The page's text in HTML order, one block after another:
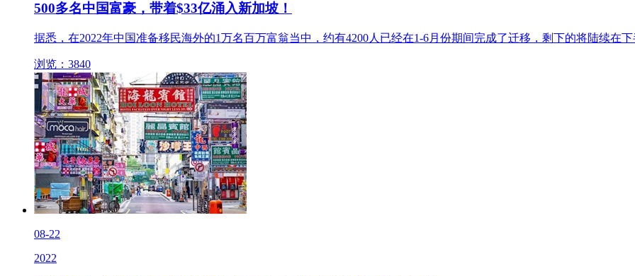
500多名中国富豪，带着$33亿涌入新加坡！
据悉，在2022年中国准备移民海外的1万名百万富翁当中，约有4200人已经在1-6月份期间完成了迁移，剩下的将陆续在下
浏览：3840
08-22
2022